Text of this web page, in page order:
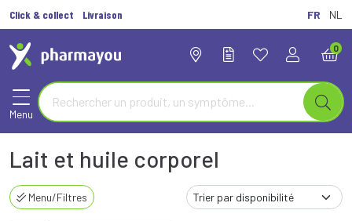
Click & collect Livraison FR NL
0
Menu
Lait et huile corporel
Menu/Filtres